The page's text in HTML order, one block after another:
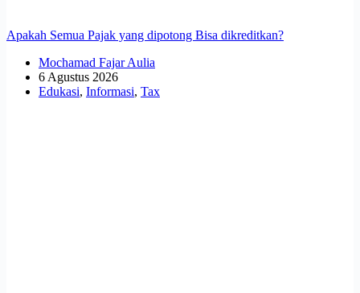
Apakah Semua Pajak yang dipotong Bisa dikreditkan?
Mochamad Fajar Aulia
6 Agustus 2026
Edukasi, Informasi, Tax